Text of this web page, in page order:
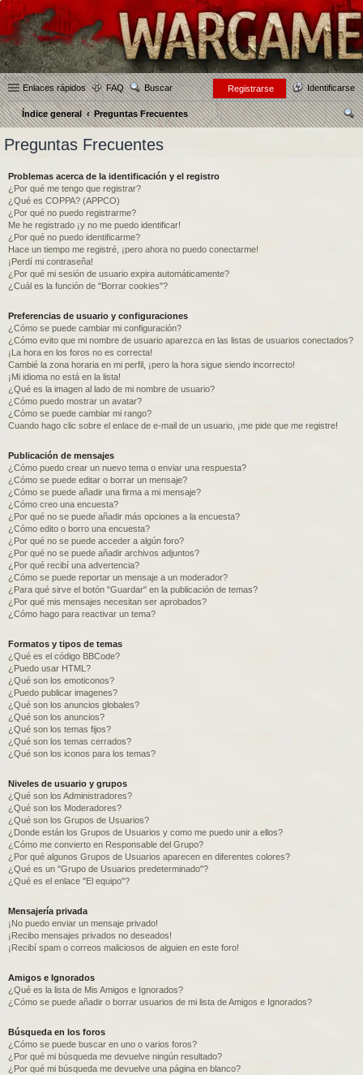
Enlaces rápidos FAQ Buscar Identificarse
Registrarse
Índice general
Preguntas Frecuentes
Preguntas Frecuentes
Problemas acerca de la identificación y el registro
¿Por qué me tengo que registrar?
¿Qué es COPPA? (APPCO)
¿Por qué no puedo registrarme?
Me he registrado ¡y no me puedo identificar!
¿Por qué no puedo identificarme?
Hace un tiempo me registré, ¡pero ahora no puedo conectarme!
¡Perdí mi contraseña!
¿Por qué mi sesión de usuario expira automáticamente?
¿Cuál es la función de "Borrar cookies"?
Preferencias de usuario y configuraciones
¿Cómo se puede cambiar mi configuración?
¿Cómo evito que mi nombre de usuario aparezca en las listas de usuarios conectados?
¡La hora en los foros no es correcta!
Cambié la zona horaria en mi perfil, ¡pero la hora sigue siendo incorrecto!
¡Mi idioma no está en la lista!
¿Qué es la imagen al lado de mi nombre de usuario?
¿Cómo puedo mostrar un avatar?
¿Cómo se puede cambiar mi rango?
Cuando hago clic sobre el enlace de e-mail de un usuario, ¡me pide que me registre!
Publicación de mensajes
¿Cómo puedo crear un nuevo tema o enviar una respuesta?
¿Cómo se puede editar o borrar un mensaje?
¿Cómo se puede añadir una firma a mi mensaje?
¿Cómo creo una encuesta?
¿Por qué no se puede añadir más opciones a la encuesta?
¿Cómo edito o borro una encuesta?
¿Por qué no se puede acceder a algún foro?
¿Por qué no se puede añadir archivos adjuntos?
¿Por qué recibí una advertencia?
¿Cómo se puede reportar un mensaje a un moderador?
¿Para qué sirve el botón "Guardar" en la publicación de temas?
¿Por qué mis mensajes necesitan ser aprobados?
¿Cómo hago para reactivar un tema?
Formatos y tipos de temas
¿Qué es el código BBCode?
¿Puedo usar HTML?
¿Qué son los emoticonos?
¿Puedo publicar imagenes?
¿Qué son los anuncios globales?
¿Qué son los anuncios?
¿Qué son los temas fijos?
¿Qué son los temas cerrados?
¿Qué son los iconos para los temas?
Niveles de usuario y grupos
¿Qué son los Administradores?
¿Qué son los Moderadores?
¿Qué son los Grupos de Usuarios?
¿Donde están los Grupos de Usuarios y como me puedo unir a ellos?
¿Cómo me convierto en Responsable del Grupo?
¿Por qué algunos Grupos de Usuarios aparecen en diferentes colores?
¿Qué es un "Grupo de Usuarios predeterminado"?
¿Qué es el enlace "El equipo"?
Mensajería privada
¡No puedo enviar un mensaje privado!
¡Recibo mensajes privados no deseados!
¡Recibí spam o correos maliciosos de alguien en este foro!
Amigos e Ignorados
¿Qué es la lista de Mis Amigos e Ignorados?
¿Cómo se puede añadir o borrar usuarios de mi lista de Amigos e Ignorados?
Búsqueda en los foros
¿Cómo se puede buscar en uno o varios foros?
¿Por qué mi búsqueda me devuelve ningún resultado?
¿Por qué mi búsqueda me devuelve una página en blanco?